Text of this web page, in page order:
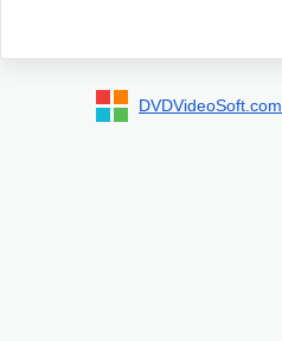
DVDVideoSoft.com